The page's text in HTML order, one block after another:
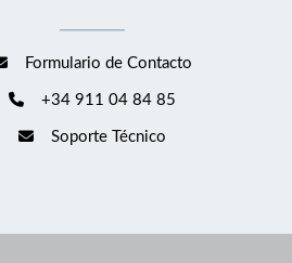
Formulario de Contacto
+34 911 04 84 85
Soporte Técnico